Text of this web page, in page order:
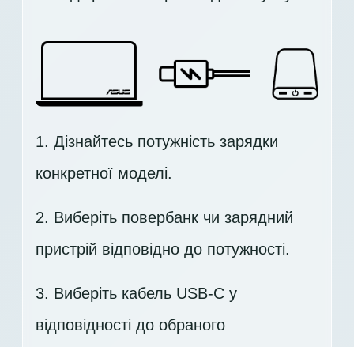
1. Дізнайтесь потужність зарядки
конкретної моделі.
2. Виберіть повербанк чи зарядний
пристрій відповідно до потужності.
3. Виберіть кабель USB-C у
відповідності до обраного